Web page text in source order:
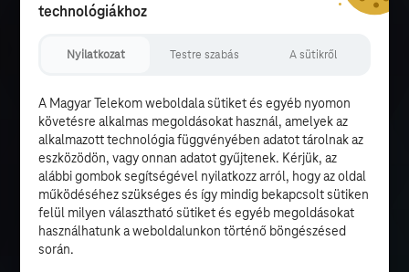
technológiákhoz
Nyilatkozat Testre szabás A sütikről
A Magyar Telekom weboldala sütiket és egyéb nyomon
követésre alkalmas megoldásokat használ, amelyek az
alkalmazott technológia függvényében adatot tárolnak az
eszközödön, vagy onnan adatot gyűjtenek. Kérjük, az
alábbi gombok segítségével nyilatkozz arról, hogy az oldal
működéséhez szükséges és így mindig bekapcsolt sütiken
felül milyen választható sütiket és egyéb megoldásokat
használhatunk a weboldalunkon történő böngészésed
során.